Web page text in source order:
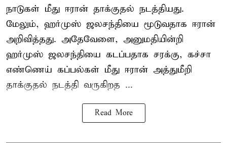
நாடுகள் மீது ஈரான் தாக்குதல் நடத்தியது.
மேலும், ஹர்முஸ் ஜலசந்தியை மூடுவதாக ஈரான்
அறிவித்தது. அதேவேளை, அனுமதியின்றி
ஹர்முஸ் ஜலசந்தியை கடப்பதாக சரக்கு, கச்சா
எண்ணெய் கப்பல்கள் மீது ஈரான் அத்துமீறி
தாக்குதல் நடத்தி வருகிறத ...
Read More